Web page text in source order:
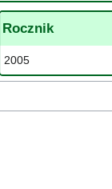
Rocznik
2005